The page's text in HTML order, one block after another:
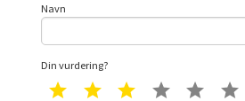
Navn
Din vurdering?
1 star 2 star 3 star 4 star 5 star